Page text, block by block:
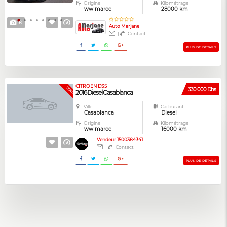
8
Origine
ww maroc
Kilométrage
28000 km
Auto Marjane
|
Contact
PLUS DE DÉTAILS
VENDUE 330 000 Dhs
CITROEN DS5
2016 Diesel Casablanca
Ville
Casablanca
Carburant
Diesel
Origine
ww maroc
Kilométrage
16000 km
Vendeur 1500384341
|
Contact
PLUS DE DÉTAILS